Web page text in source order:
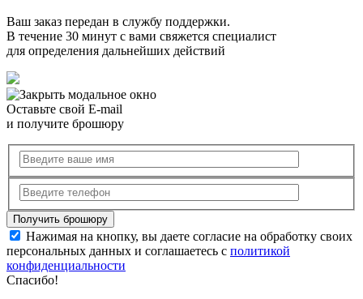
Ваш заказ передан в службу поддержки.
В течение 30 минут с вами свяжется специалист
для определения дальнейших действий
Оставьте свой E-mail
и получите брошюру
Нажимая на кнопку, вы даете согласие на обработку своих
персональных данных и соглашаетесь с политикой
конфиденциальности
Спасибо!